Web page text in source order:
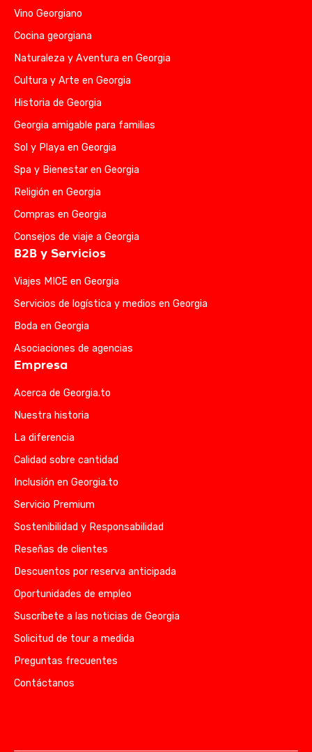
Vino Georgiano
Cocina georgiana
Naturaleza y Aventura en Georgia
Cultura y Arte en Georgia
Historia de Georgia
Georgia amigable para familias
Sol y Playa en Georgia
Spa y Bienestar en Georgia
Religión en Georgia
Compras en Georgia
Consejos de viaje a Georgia
B2B y Servicios
Viajes MICE en Georgia
Servicios de logística y medios en Georgia
Boda en Georgia
Asociaciones de agencias
Empresa
Acerca de Georgia.to
Nuestra historia
La diferencia
Calidad sobre cantidad
Inclusión en Georgia.to
Servicio Premium
Sostenibilidad y Responsabilidad
Reseñas de clientes
Descuentos por reserva anticipada
Oportunidades de empleo
Suscríbete a las noticias de Georgia
Solicitud de tour a medida
Preguntas frecuentes
Contáctanos